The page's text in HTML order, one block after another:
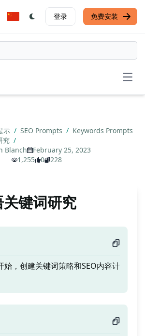
登录 免费安装
示 / SEO Prompts / Keywords Prompts
究 /
Blanch
February 25, 2023
1,255
0 228
键词研究
始，创建关键词策略和SEO内容计